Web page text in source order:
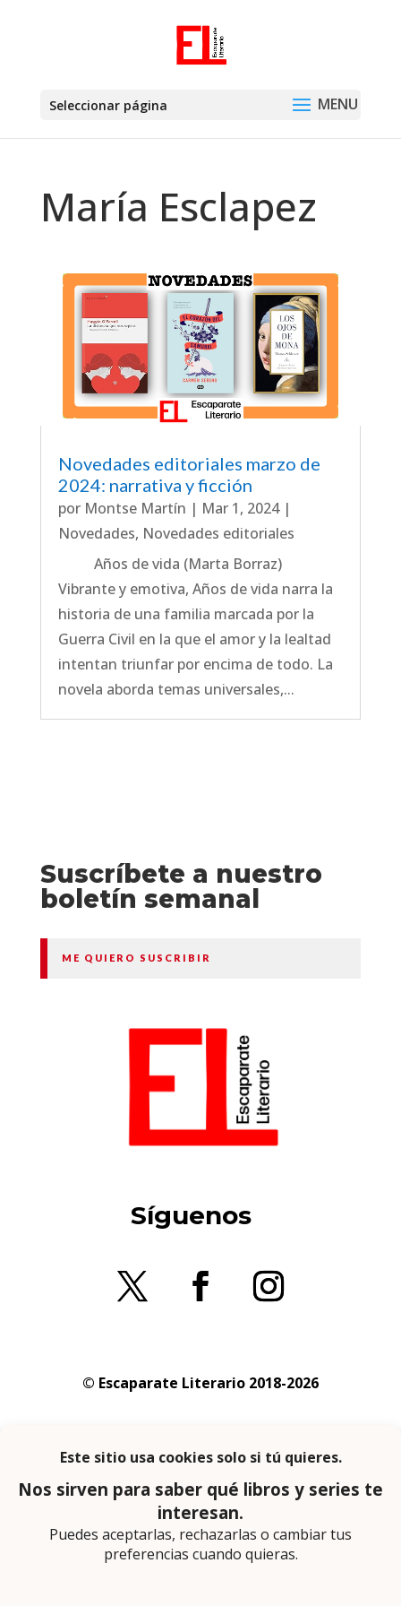
Seleccionar página
María Esclapez
Novedades editoriales marzo de
2024: narrativa y ficción
por Montse Martín | Mar 1, 2024|
Novedades, Novedades editoriales
Años de vida (Marta Borraz)
Vibrante y emotiva, Años de vida narra la
historia de una familia marcada por la
Guerra Civil en la que el amor y la lealtad
intentan triunfar por encima de todo. La
novela aborda temas universales,...
Suscríbete a nuestro
boletín semanal
ME QUIERO SUSCRIBIR
Síguenos
© Escaparate Literario 2018-2026
privacidad
En calidad de afiliado de Amazon obtengo
ingresos por las compras adscritas que